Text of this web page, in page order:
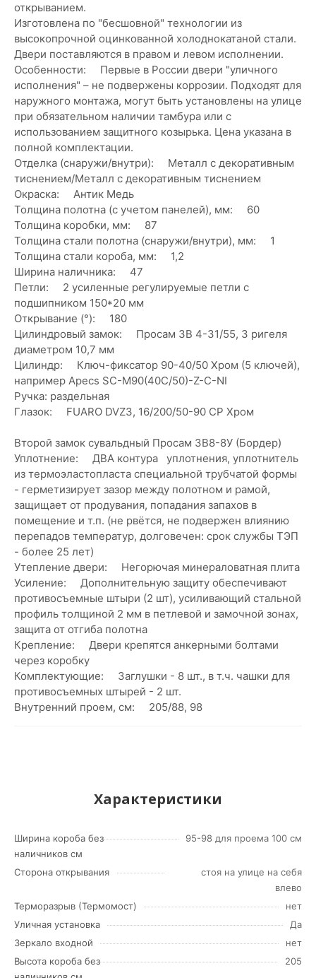
открыванием.
Изготовлена по "бесшовной" технологии из
высокопрочной оцинкованной холоднокатаной стали.
Двери поставляются в правом и левом исполнении.
Особенности: Первые в России двери "уличного
исполнения" – не подвержены коррозии. Подходят для
наружного монтажа, могут быть установлены на улице
при обязательном наличии тамбура или с
использованием защитного козырька. Цена указана в
полной комплектации.
Отделка (снаружи/внутри): Металл с декоративным
тиснением/Металл с декоративным тиснением
Окраска: Антик Медь
Толщина полотна (с учетом панелей), мм: 60
Толщина коробки, мм: 87
Толщина стали полотна (снаружи/внутри), мм: 1
Толщина стали короба, мм: 1,2
Ширина наличника: 47
Петли: 2 усиленные регулируемые петли с
подшипником 150*20 мм
Открывание (°): 180
Цилиндровый замок: Просам ЗВ 4-31/55, 3 ригеля
диаметром 10,7 мм
Цилиндр: Ключ-фиксатор 90-40/50 Хром (5 ключей),
например Apecs SC-M90(40C/50)-Z-C-NI
Ручка: раздельная
Глазок: FUARO DVZ3, 16/200/50-90 CP Хром
Второй замок сувальдный Просам ЗВ8-8У (Бордер)
Уплотнение: ДВА контура уплотнения, уплотнитель
из термоэластопласта специальной трубчатой формы
- герметизирует зазор между полотном и рамой,
защищает от продувания, попадания запахов в
помещение и т.п. (не рвётся, не подвержен влиянию
перепадов температур, долговечен: срок службы ТЭП
- более 25 лет)
Утепление двери: Негорючая минераловатная плита
Усиление: Дополнительную защиту обеспечивают
противосъемные штыри (2 шт), усиливающий стальной
профиль толщиной 2 мм в петлевой и замочной зонах,
защита от отгиба полотна
Крепление: Двери крепятся анкерными болтами
через коробку
Комплектующие: Заглушки - 8 шт., в т.ч. чашки для
противосъемных штырей - 2 шт.
Внутренний проем, см: 205/88, 98
Характеристики
Ширина короба без
наличников см
95-98 для проема 100 см
Сторона открывания
стоя на улице на себя
влево
Терморазрыв (Термомост)
нет
Уличная установка
Да
Зеркало входной
нет
Высота короба без
205